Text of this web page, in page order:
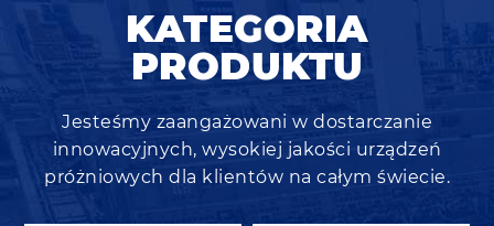
KATEGORIA
PRODUKTU
Jesteśmy zaangażowani w dostarczanie
innowacyjnych, wysokiej jakości urządzeń
próżniowych dla klientów na całym świecie.